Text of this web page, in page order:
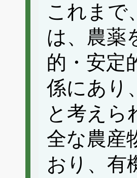
これまで
は、農薬
的・安定
係にあり
と考えら
全な農産
おり、有